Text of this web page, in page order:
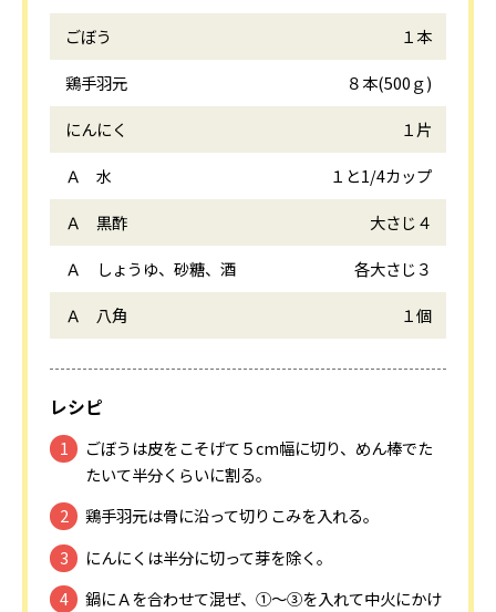
ごぼう
１本
鶏手羽元
８本(500ｇ)
にんにく
１片
Ａ 水
１と1/4カップ
Ａ 黒酢
大さじ４
Ａ しょうゆ、砂糖、酒
各大さじ３
Ａ 八角
１個
レシピ
ごぼうは皮をこそげて５cm幅に切り、めん棒でた
たいて半分くらいに割る。
鶏手羽元は骨に沿って切りこみを入れる。
にんにくは半分に切って芽を除く。
鍋にＡを合わせて混ぜ、①～③を入れて中火にかけ